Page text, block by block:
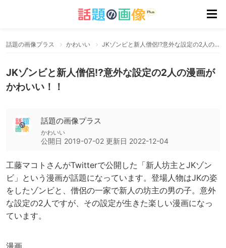
話題の画像プラス かわいい JKゾンビと新人僧侶⁉意外な設定の2人の漫画がかわいい！！
JKゾンビと新人僧侶⁉意外な設定の2人の漫画が
かわいい！！
話題の画像プラス
かわいい
公開日 2019-07-02 更新日 2022-12-04
工藤マコトさんがTwitterで公開した「新人坊主とJKゾン
ビ」という漫画が話題になっています。登場人物はJKの姿
をしたゾンビと、僧侶の一家で新人の坊主の男の子。意外
な設定の2人ですが、その設定が生きた楽しい漫画になっ
ています。